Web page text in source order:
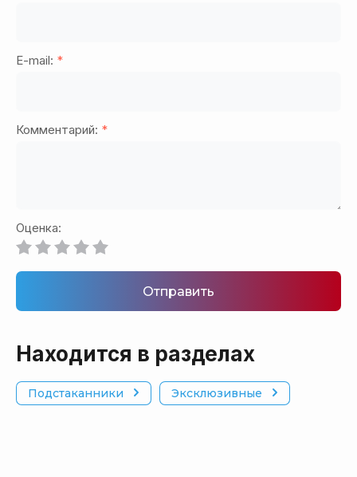
E-mail: *
Комментарий: *
Оценка:
Отправить
Находится в разделах
Подстаканники Эксклюзивные